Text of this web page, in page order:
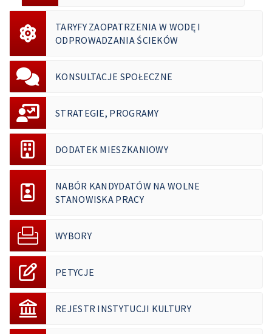
TARYFY ZAOPATRZENIA W WODĘ I
ODPROWADZANIA ŚCIEKÓW
KONSULTACJE SPOŁECZNE
STRATEGIE, PROGRAMY
DODATEK MIESZKANIOWY
NABÓR KANDYDATÓW NA WOLNE
STANOWISKA PRACY
WYBORY
PETYCJE
REJESTR INSTYTUCJI KULTURY